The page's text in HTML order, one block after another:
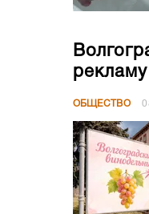
ОБЩЕСТВО